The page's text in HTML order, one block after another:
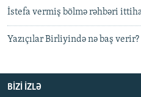
İstefa vermiş bölmə rəhbəri
Yazıçılar Birliyində nə baş verir?
BIZI IZLƏ